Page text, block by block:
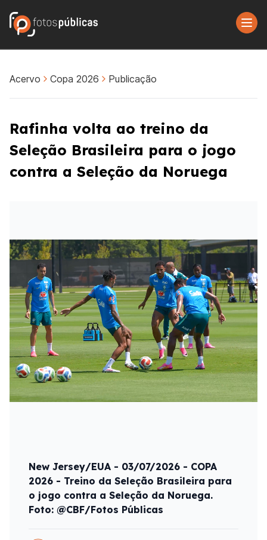
Acervo Copa 2026 Publicação
Rafinha volta ao treino da
Seleção Brasileira para o jogo
contra a Seleção da Noruega
New Jersey/EUA - 03/07/2026 - COPA
2026 - Treino da Seleção Brasileira para
o jogo contra a Seleção da Noruega.
Foto: @CBF/Fotos Públicas